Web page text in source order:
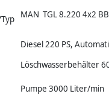
MAN TGL 8.220 4x2
Diesel 220 PS,
Löschwasserbehälter
Pumpe 3000 Liter/min